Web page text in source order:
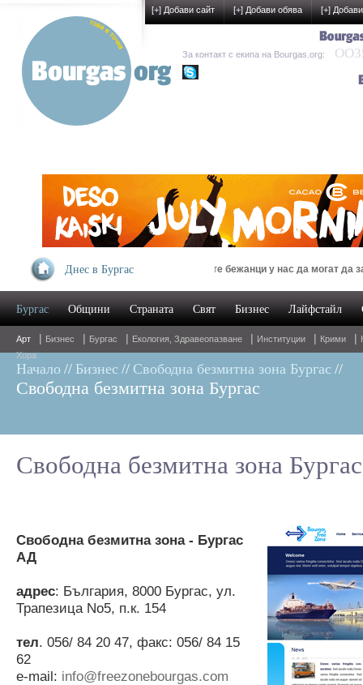
Днес в БургасУкраинските бежанци у нас да могат да
Бургас Общини Страната Свят Бизнес Лайфстайл
Арт | Бизнес | Бургас | Екология, Здравеопазване | Институции | Крими |
Хора
Начало // Бизнес // Свободна безмитна зона Бургас //
Свободна безмитна зона Бургас
Свободна безмитна зона Бургас
Свободна безмитна зона - Бургас
АД
адрес: България, 8000 Бургас, ул.
Трапезица No5, п.к. 154
тел. 056/ 84 20 47, факс: 056/ 84 15
62
e-mail: info@freezonebourgas.com
[+] Добави сайт [+] Добави обява [+]
За контакт с екипа на Bourgas.org: